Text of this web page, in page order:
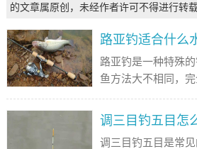
的文章属原创，未经作者许可不得进行转载
路亚钓适合什么
路亚钓是一种特殊
鱼方法大不相同，
调三目钓五目怎
调三目钓五目是常